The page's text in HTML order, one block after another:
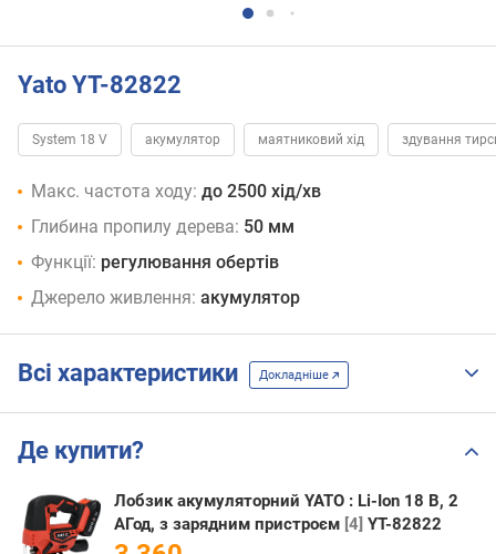
Yato YT-82822
System 18 V акумулятор маятниковий хід здування
Макс. частота ходу: до 2500 хід/хв
Глибина пропилу дерева: 50 мм
Функції: регулювання обертів
Джерело живлення: акумулятор
Всі характеристики Докладніше
Де купити?
Лобзик акумуляторний YATO : Li-Ion 18 В, 2
АГод, з зарядним пристроєм [4] YT-82822